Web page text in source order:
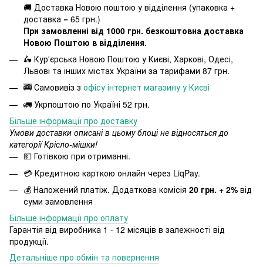
🚚 Доставка Новою поштою у відділення (упаковка +
доставка = 65 грн.)
При замовленні від 1000 грн. безкоштовна доставка
Новою Поштою в відділення.
🛵 Кур'єрська Новою Поштою у Києві, Харкові, Одесі,
Львові та інших містах України за тарифами 87 грн.
🚎 Самовивіз з офісу інтернет магазину у Києві
🚛 Укрпоштою по Україні 52 грн.
Більше інформації про доставку
Умови доставки описані в цьому блоці не відносяться до
категорії Крісло-мішки!
💵 Готівкою при отриманні.
💳 Кредитною карткою онлайн через LiqPay.
💰 Наложений платіж. Додаткова комісія 20 грн. + 2% від
суми замовлення
Більше інформації про оплату
Гарантія від виробника 1 - 12 місяців в залежності від
продукції.
Детальніше про обмін та повернення